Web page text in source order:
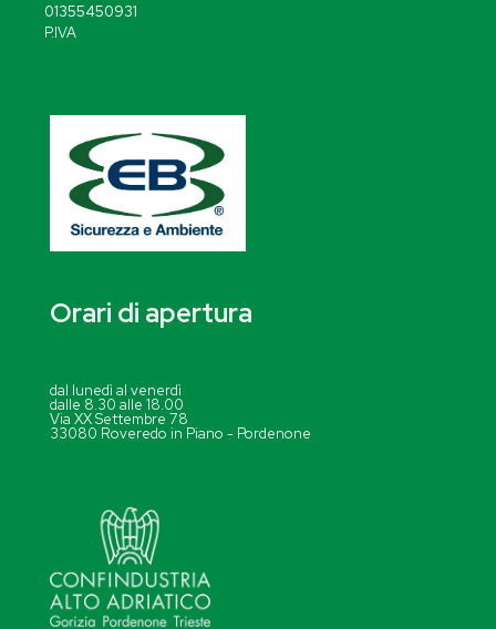
01355450931
P.IVA
Orari di apertura
dal lunedì al venerdì
dalle 8.30 alle 18.00
Via XX Settembre 78
33080 Roveredo in Piano - Pordenone